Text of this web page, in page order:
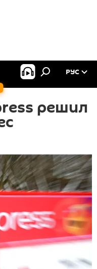
РУС
решил